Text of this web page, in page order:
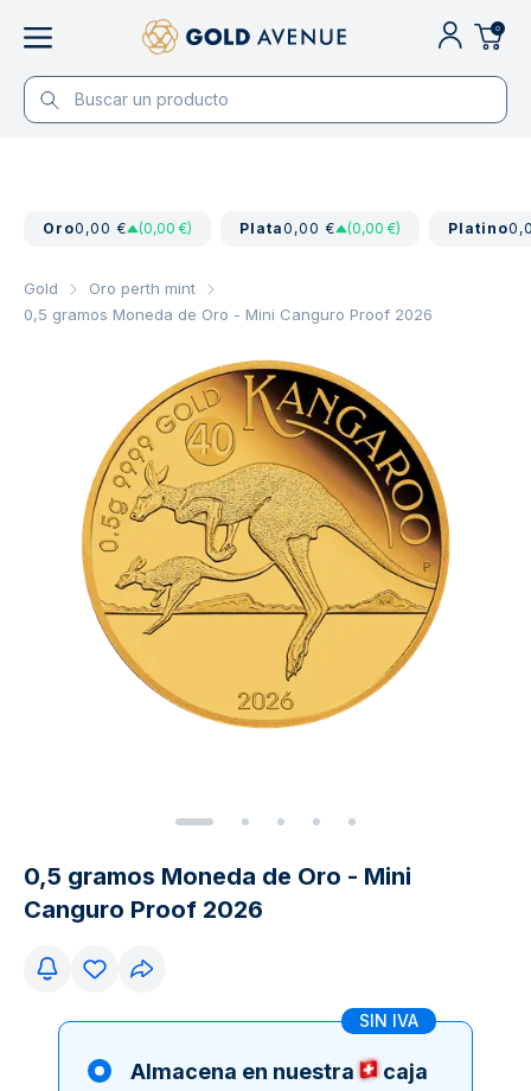
0
Oro0,00 € (0,00 €) Plata0,00 € (0,00 €) Platino
Gold
Oro perth mint
0,5 gramos Moneda de Oro - Mini Canguro Proof 2026
0,5 gramos Moneda de Oro - Mini
Canguro Proof 2026
SIN IVA
Almacena en nuestra
caja